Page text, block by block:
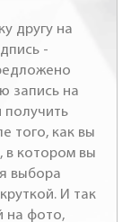
другу на
-
запись на
получить
того, как вы
в котором вы
выбора
И так
на фото,